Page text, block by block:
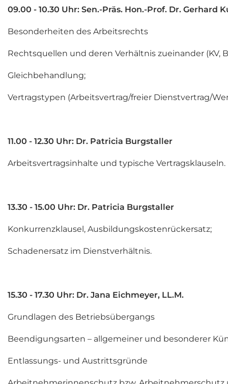
09.00 - 10.30 Uhr: Sen.-Präs. Hon.-Prof. Dr. Gerhard
Besonderheiten des Arbeitsrechts
Rechtsquellen und deren Verhältnis zueinander (KV,
Gleichbehandlung;
Vertragstypen (Arbeitsvertrag/freier Dienstvertrag/
11.00 - 12.30 Uhr: Dr. Patricia Burgstaller
Arbeitsvertragsinhalte und typische Vertragsklauseln.
13.30 - 15.00 Uhr: Dr. Patricia Burgstaller
Konkurrenzklausel, Ausbildungskostenrückersatz;
Schadenersatz im Dienstverhältnis.
15.30 - 17.30 Uhr: Dr. Jana Eichmeyer, LL.M.
Grundlagen des Betriebsübergangs
Beendigungsarten – allgemeiner und besonderer
Entlassungs- und Austrittsgründe